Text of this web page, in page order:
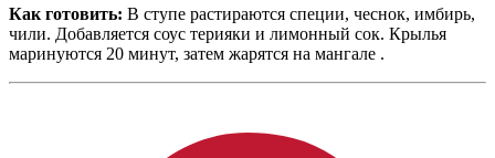
Как готовить: В ступе растираются специи, чеснок, имбирь,
чили. Добавляется соус терияки и лимонный сок. Крылья
маринуются 20 минут, затем жарятся на мангале .